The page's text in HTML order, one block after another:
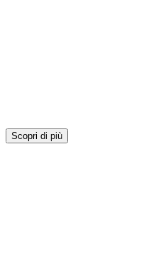
Scopri di più